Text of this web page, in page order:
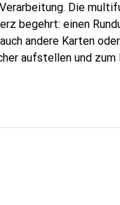
Die
begehrt: einen
andere Karten
aufstellen und zum
diese K42 Hülle